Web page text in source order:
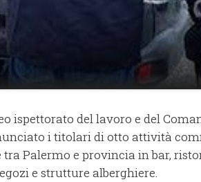
ispettorato del lavoro e del
i titolari di otto attività
tra Palermo e provincia in bar,
e strutture alberghiere.